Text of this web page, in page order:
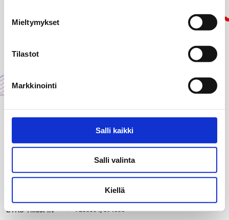
Mieltymykset
Tilastot
Markkinointi
Salli kaikki
Salli valinta
Kiellä
my_location
7255304, 594605